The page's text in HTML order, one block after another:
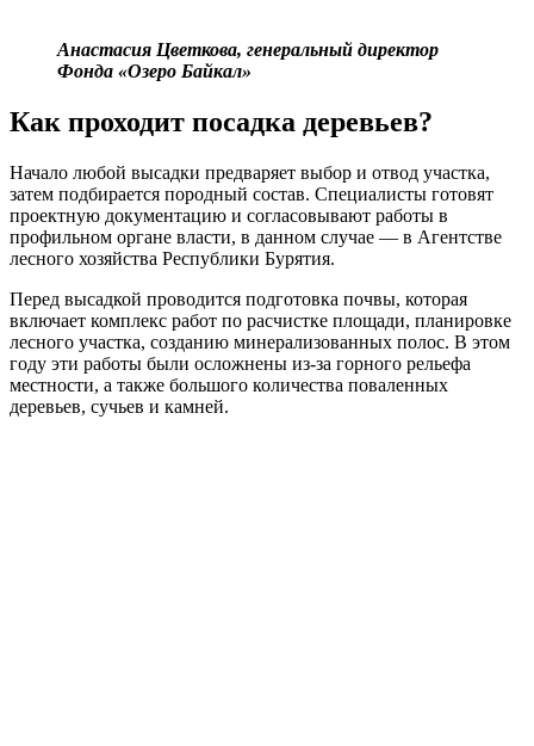
Анастасия Цветкова, генеральный директор
Фонда «Озеро Байкал»
Как проходит посадка деревьев?
Начало любой высадки предваряет выбор и отвод участка,
затем подбирается породный состав. Специалисты готовят
проектную документацию и согласовывают работы в
профильном органе власти, в данном случае — в Агентстве
лесного хозяйства Республики Бурятия.
Перед высадкой проводится подготовка почвы, которая
включает комплекс работ по расчистке площади, планировке
лесного участка, созданию минерализованных полос. В этом
году эти работы были осложнены из-за горного рельефа
местности, а также большого количества поваленных
деревьев, сучьев и камней.